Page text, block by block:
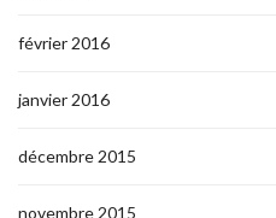
février 2016
janvier 2016
décembre 2015
novembre 2015